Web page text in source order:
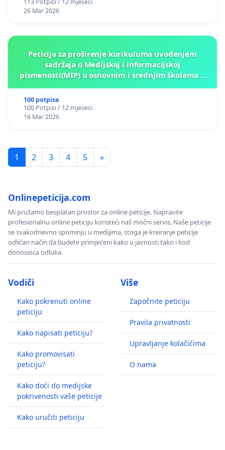
26 Mar 2026
Peticija za proširenje kurikuluma uvođenjem
sadržaja o Medijskoj i informacijskoj
pismenosti(MIP) u osnovnim i srednjim školama u
100 potpisa
100 Potpisi / 12 mjeseci
16 Mar 2026
1 2 3 4 5 »
Onlinepeticija.com
Mi pružamo besplatan prostor za online peticije. Napravite
profesionalnu online peticiju koristeći naš močni servis. Naše peticije
se svakodnevno spominju u medijima, stoga je kreiranje peticije
odličan način da budete primjećeni kako u javnosti tako i kod
donosioca odluka.
Vodiči
Kako pokrenuti online
peticiju
Kako napisati peticiju?
Kako promovisati
peticiju?
Kako doći do medijske
pokrivenosti vaše peticije
Kako uručiti peticiju
Više
Započnite peticiju
Pravila privatnosti
Upravljanje kolačićima
O nama